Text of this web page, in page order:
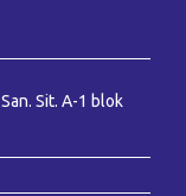
Sit. A-1 blok